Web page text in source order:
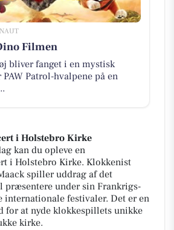
Filmen
bliver fanget i en mystisk
Patrol-hvalpene på en
i Holstebro Kirke
kan du opleve en
i Holstebro Kirke. Klokkenist
spiller uddrag af det
præsentere under sin Frankrigs-
internationale festivaler. Det er en
for at nyde klokkespillets unikke
kirke.